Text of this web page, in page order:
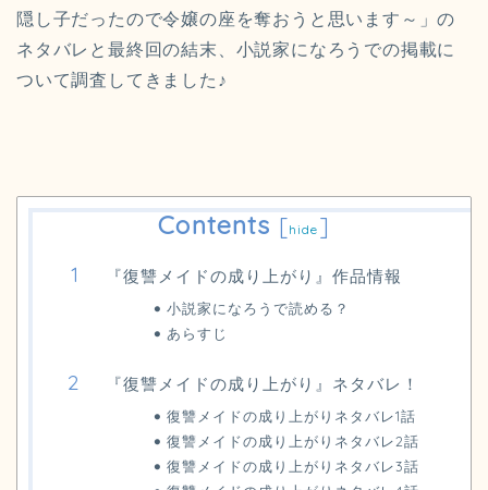
隠し子だったので令嬢の座を奪おうと思います～」の
ネタバレと最終回の結末、小説家になろうでの掲載に
ついて調査してきました♪
Contents [hide ]
『復讐メイドの成り上がり』作品情報
小説家になろうで読める？
あらすじ
『復讐メイドの成り上がり』ネタバレ！
復讐メイドの成り上がりネタバレ1話
復讐メイドの成り上がりネタバレ2話
復讐メイドの成り上がりネタバレ3話